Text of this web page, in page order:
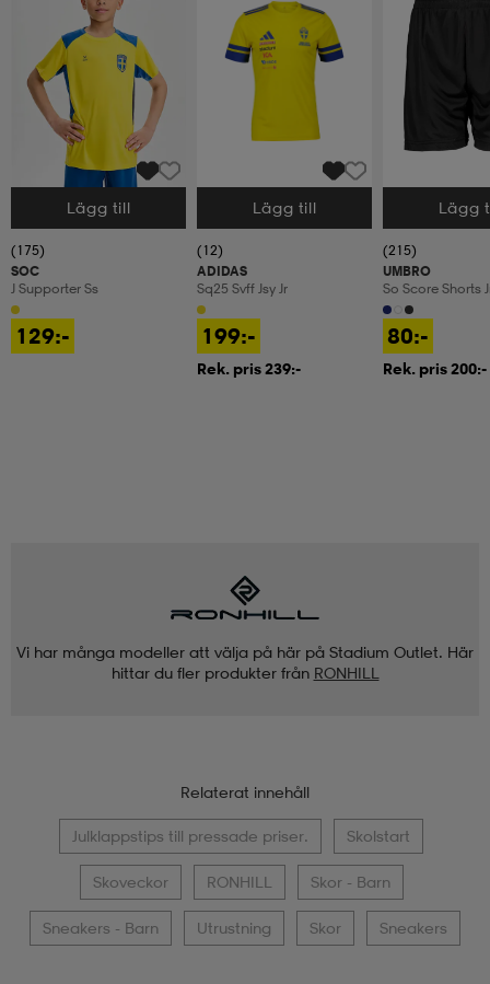
Välj storlek
Lägg till
(175)
SOC
J Supporter Ss
129:-
Välj storlek
Lägg till
(12)
ADIDAS
Sq25 Svff Jsy Jr
199:-
Rek. pris 239:-
Välj storlek
Lägg
(215)
UMBRO
So Score Shorts
80:-
Rek. pris 200:-
Vi har många modeller att välja på här på Stadium Outlet. Här
hittar du fler produkter från RONHILL
Relaterat innehåll
Julklappstips till pressade priser. Skolstart
Skoveckor RONHILL Skor - Barn
Sneakers - Barn Utrustning Skor Sneakers